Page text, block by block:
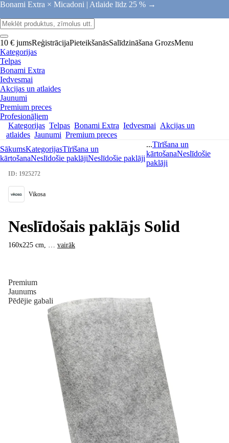
Bonami Extra × Micadoni | Atlaide līdz 25 % →
10 € jumsReģistrācijaPieteikšanāsSalīdzināšana GrozsMenu
Kategorijas
Telpas
Bonami Extra
Iedvesmai
Akcijas un atlaides
Jaunumi
Premium preces
Profesionāļiem
Kategorijas Telpas Bonami Extra Iedvesmai Akcijas un
atlaides Jaunumi Premium preces
SākumsKategorijasTīrīšana un
kārtošanaNeslīdošie paklājiNeslīdošie paklāji
...Tīrīšana un
kārtošanaNeslīdošie
paklāji
Premium
Jaunums
Pēdējie gabali
ID: 1925272
Vikosa
Neslīdošais paklājs Solid
160x225 cm, … vairāk